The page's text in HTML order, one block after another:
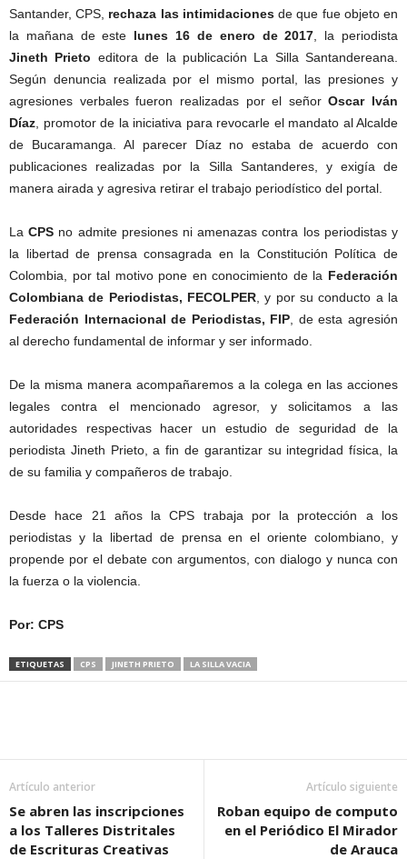
Santander, CPS, rechaza las intimidacionesde que fue objeto en
la mañana de este lunes 16 de enero de 2017 , la periodista
Jineth Prieto editora de la publicación La Silla Santandereana.
Según denuncia realizada por el mismo portal, las presiones y
agresiones verbales fueron realizadas por el señorOscar Iván
Díaz , promotor de la iniciativa para revocarle el mandato al Alcalde
de Bucaramanga. Al parecer Díaz no estaba de acuerdo con
publicaciones realizadas por la Silla Santanderes, y exigía de
manera airada y agresiva retirar el trabajo periodístico del portal.
LaCPS no admite presiones ni amenazas contra los periodistas y
la libertad de prensa consagrada en la Constitución Política de
Colombia, por tal motivo pone en conocimiento de la Federación
Colombiana de Periodistas, FECOLPER , y por su conducto a la
Federación Internacional de Periodistas, FIP , de esta agresión
al derecho fundamental de informar y ser informado.
De la misma manera acompañaremos a la colega en las acciones
legales contra el mencionado agresor, y solicitamos a las
autoridades respectivas hacer un estudio de seguridad de la
periodista Jineth Prieto, a fin de garantizar su integridad física, la
de su familia y compañeros de trabajo.
Desde hace 21 años la CPS trabaja por la protección a los
periodistas y la libertad de prensa en el oriente colombiano, y
propende por el debate con argumentos, con dialogo y nunca con
la fuerza o la violencia.
Por: CPS
ETIQUETAS CPS JINETH PRIETO LA SILLA VACIA
Artículo anterior
Se abren las inscripciones
a los Talleres Distritales
de Escrituras Creativas
Artículo siguiente
Roban equipo de computo
en el Periódico El Mirador
de Arauca